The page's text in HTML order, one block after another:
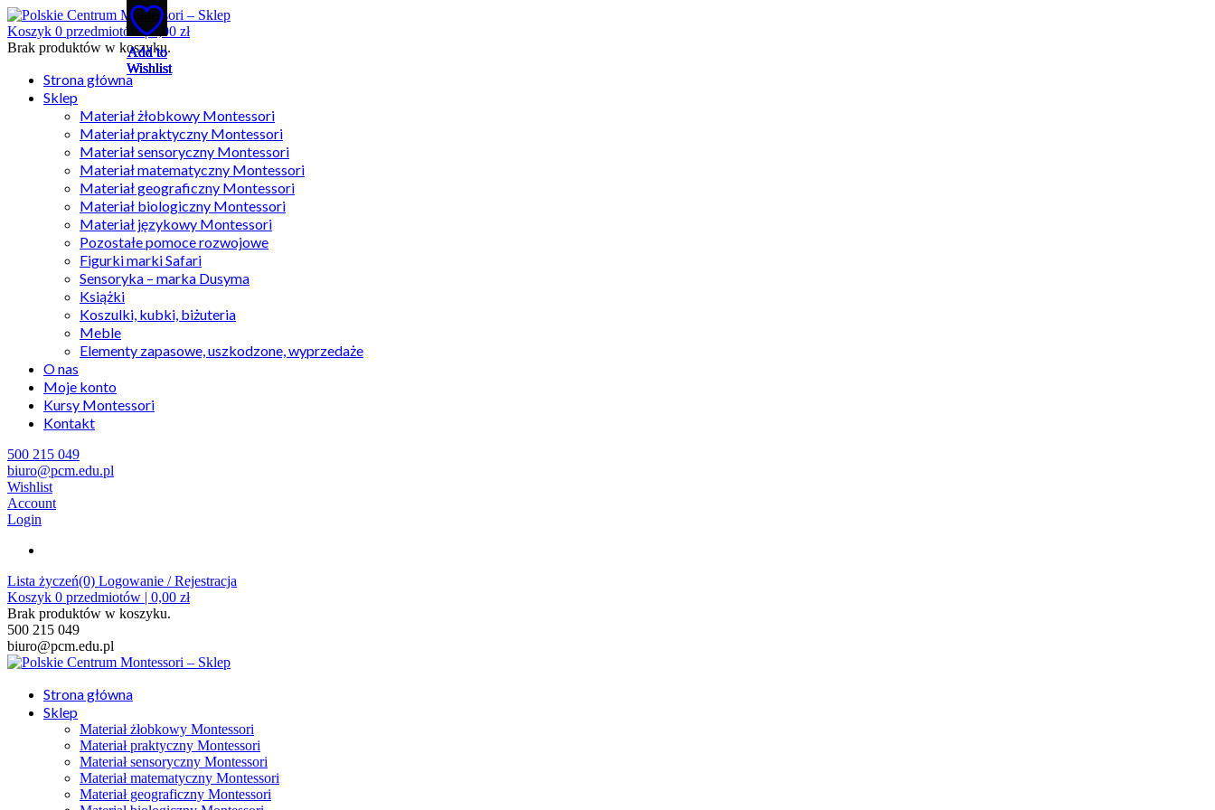
Koszyk 0 przedmiotów |0,00 zł
Brak produktów w koszyku.
Strona główna
Sklep
Materiał żłobkowy Montessori
Materiał praktyczny Montessori
Materiał sensoryczny Montessori
Materiał matematyczny Montessori
Materiał geograficzny Montessori
Materiał biologiczny Montessori
Materiał językowy Montessori
Pozostałe pomoce rozwojowe
Figurki marki Safari
Sensoryka – marka Dusyma
Książki
Koszulki, kubki, biżuteria
Meble
Elementy zapasowe, uszkodzone, wyprzedaże
O nas
Moje konto
Kursy Montessori
Kontakt
500 215 049
biuro@pcm.edu.pl
Wishlist
Account
Login
Lista życzeń(0) Logowanie / Rejestracja
Koszyk 0 przedmiotów | 0,00 zł
Brak produktów w koszyku.
500 215 049
biuro@pcm.edu.pl
Strona główna
Sklep
Materiał żłobkowy Montessori
Materiał praktyczny Montessori
Materiał sensoryczny Montessori
Materiał matematyczny Montessori
Materiał geograficzny Montessori
Add to
Wishlist
Add to
Wishlist
Add to
Wishlist
Add to
Wishlist
Add to
Wishlist